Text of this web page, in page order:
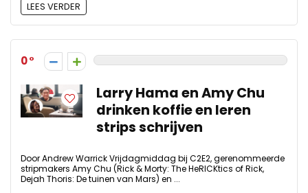
LEES VERDER
0
Larry Hama en Amy Chu
drinken koffie en leren
strips schrijven
Door Andrew Warrick Vrijdagmiddag bij C2E2, gerenommeerde
stripmakers Amy Chu (Rick & Morty: The HeRICKtics of Rick,
Dejah Thoris: De tuinen van Mars) en ...